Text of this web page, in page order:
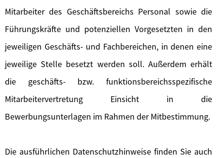
Mitarbeiter des Geschäftsbereichs Personal sowie die
Führungskräfte und potenziellen Vorgesetzten in den
jeweiligen Geschäfts- und Fachbereichen, in denen eine
jeweilige Stelle besetzt werden soll. Außerdem erhält
die geschäfts- bzw. funktionsbereichsspezifische
Mitarbeitervertretung Einsicht in die
Bewerbungsunterlagen im Rahmen der Mitbestimmung.
Die ausführlichen Datenschutzhinweise finden Sie auch